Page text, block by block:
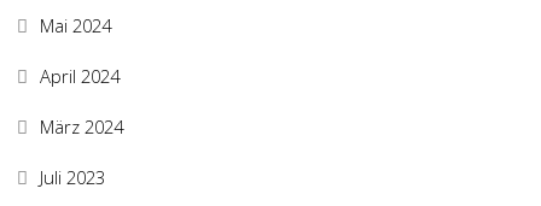
Mai 2024
April 2024
März 2024
Juli 2023